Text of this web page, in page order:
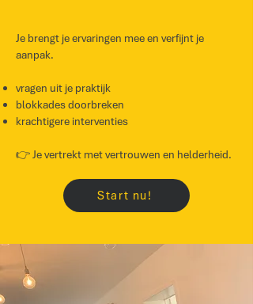
Je brengt je ervaringen mee en verfijnt je
aanpak.
vragen uit je praktijk
blokkades doorbreken
krachtigere interventies
👉 Je vertrekt met vertrouwen en helderheid.
Start nu!